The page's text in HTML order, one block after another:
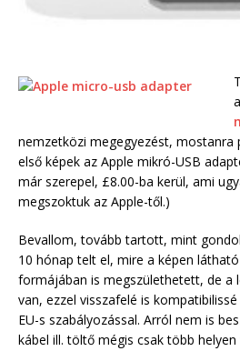
nemzetközi megegyezést, mostanra
első képek az Apple mikró-USB
már szerepel, £8.00-ba kerül, ami
megszoktuk az Apple-től.)
Bevallom, tovább tartott, mint
10 hónap telt el, mire a képen
formájában is megszülethetett, de a
van, ezzel visszafelé is
EU-s szabályozással. Arról nem is
kábel ill. töltő mégis csak több